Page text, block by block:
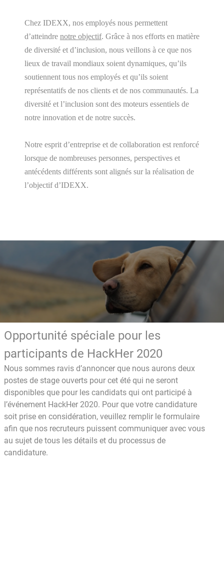
Chez IDEXX, nos employés nous permettent
d’atteindre notre objectif. Grâce à nos efforts en matière
de diversité et d’inclusion, nous veillons à ce que nos
lieux de travail mondiaux soient dynamiques, qu’ils
soutiennent tous nos employés et qu’ils soient
représentatifs de nos clients et de nos communautés. La
diversité et l’inclusion sont des moteurs essentiels de
notre innovation et de notre succès.
Notre esprit d’entreprise et de collaboration est renforcé
lorsque de nombreuses personnes, perspectives et
antécédents différents sont alignés sur la réalisation de
l’objectif d’IDEXX.
Opportunité spéciale pour les
participants de HackHer 2020
Nous sommes ravis d’annoncer que nous aurons deux
postes de stage ouverts pour cet été qui ne seront
disponibles que pour les candidats qui ont participé à
l’événement HackHer 2020. Pour que votre candidature
soit prise en considération, veuillez remplir le formulaire
afin que nos recruteurs puissent communiquer avec vous
au sujet de tous les détails et du processus de
candidature.